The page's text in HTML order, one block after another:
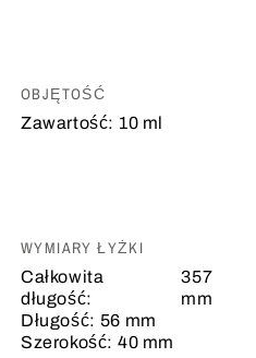
OBJĘTOŚĆ
Zawartość: 10 ml
WYMIARY ŁYŻKI
Całkowita
długość:
357
mm
Długość: 56 mm
Szerokość: 40 mm